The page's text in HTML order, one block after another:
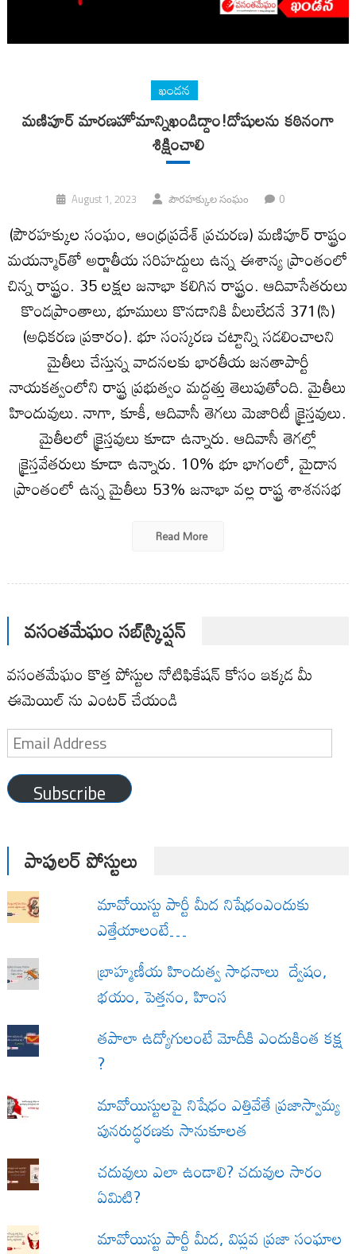
ఖండన
మణిపూర్‌ మారణహోమాన్నిఖండిద్దాం!దోషులను కఠినంగా
శిక్షించాలి
August 1, 2023 పౌరహక్కుల సంఘం 0
(పౌరహక్కుల సంఘం, ఆంధ్రప్రదేశ్ ప్రచురణ) మణిపూర్‌ రాష్ట్రం
మయన్మార్‌తో అర్జాతీయ సరిహద్దులు ఉన్న ఈశాన్య ప్రాంతంలో
చిన్న రాష్ట్రం. 35 లక్షల జనాభా కలిగిన రాష్ట్రం. ఆదివాసేతరులు
కొండప్రాంతాలు, భూములు కొనడానికి వీలులేదనే 371(సి)
(అధికరణ ప్రకారం). భూ సంస్కరణ చట్టాన్ని సడలించాలని
మైతీలు చేస్తున్న వాదనలకు భారతీయ జనతాపార్టీ
నాయకత్వంలోని రాష్ట్ర ప్రభుత్వం మద్దత్తు తెలుపుతోంది. మైతీలు
హిందువులు. నాగా, కూకీ, ఆదివాసీ తెగలు మెజారిటీ క్రైస్తవులు.
మైతీలలో క్రైస్తవులు కూడా ఉన్నారు. ఆదివాసీ తెగల్లో
క్రైస్తవేతరులు కూడా ఉన్నారు. 10% భూ భాగంలో, మైదాన
ప్రాంతంలో ఉన్న మైతీలు 53% జనాభా వల్ల రాష్ట్ర శాశనసభ
Read More
వసంతమేఘం సబ్‌స్క్రిప్షన్
వసంతమేఘం కొత్త పోస్టుల నోటిఫికేషన్ కోసం ఇక్కడ మీ
ఈమెయిల్ ను ఎంటర్ చేయండి
Email
Address
Subscribe
పాపులర్ పోస్టులు
మావోయిస్టు పార్టీ మీద నిషేధంఎందుకు
ఎత్తేయాలంటే…
బ్రాహ్మణీయ హిందుత్వ సాధనాలు ద్వేషం,
భయం, పెత్తనం, హింస
త‌పాలా ఉద్యోగులంటే మోదీకి ఎందుకింత కక్ష
?
మావోయిస్టులపై నిషేధం ఎత్తివేతే ప్రజాస్వామ్య
పునరుద్ధరణకు సానుకూలత
చదువులు ఎలా ఉండాలి? చదువుల సారం
ఏమిటి?
మావోయిస్టు పార్టీ మీద, విప్లవ ప్రజా సంఘాల